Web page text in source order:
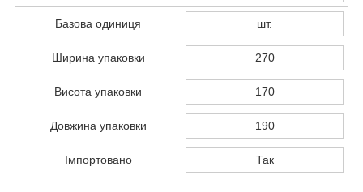
Базова одиниця шт.
Ширина упаковки 270
Висота упаковки 170
Довжина упаковки 190
Імпортовано Так